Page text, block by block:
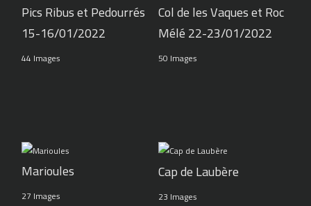
Pics Ribus et Pedourrés
15-16/01/2022
44 Images
Col de les Vaques et Roc
Mélé 22-23/01/2022
50 Images
Marioules
27 Images
Cap de Laubère
23 Images